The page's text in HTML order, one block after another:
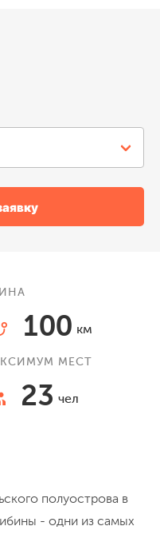
100 км
МЕСТ
23 чел
полуострова в
- одни из самых